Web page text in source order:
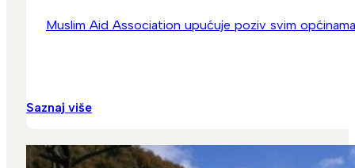
Muslim Aid Association upućuje poziv svim
Saznaj više